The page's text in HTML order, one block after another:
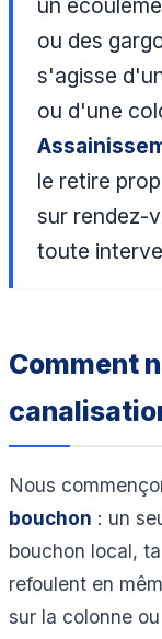
un
ou des
s'agisse
ou d'une
le retire
sur rendez-
toute
Comment
Nous
bouchon : un
bouchon local,
refoulent en
sur la colonne